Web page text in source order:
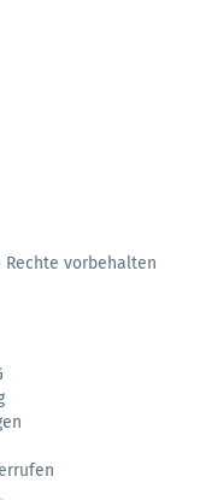
Rechte vorbehalten